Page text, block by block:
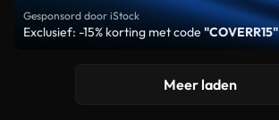
Gesponsord door iStock
Exclusief: -15% korting met code "COVERR15"
Meer laden